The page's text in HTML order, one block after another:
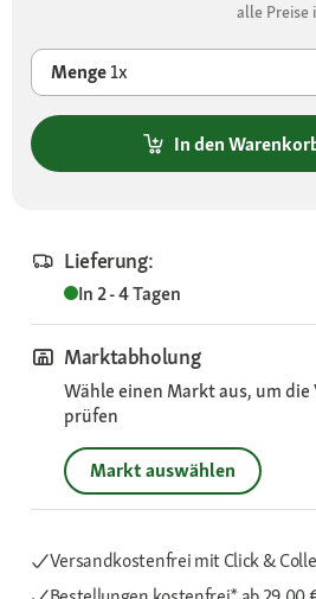
alle Preise
Menge1x
In den
Lieferung:
In 2 - 4 Tagen
Marktabholung
Wähle einen Markt aus, um
prüfen
Markt auswählen
Versandkostenfrei mit Click &